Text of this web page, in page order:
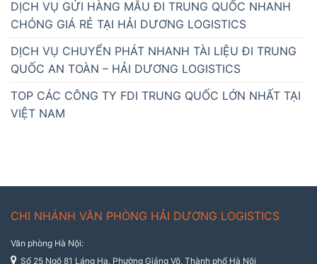
DỊCH VỤ GỬI HÀNG MẪU ĐI TRUNG QUỐC NHANH
CHÓNG GIÁ RẺ TẠI HẢI DƯƠNG LOGISTICS
DỊCH VỤ CHUYỂN PHÁT NHANH TÀI LIỆU ĐI TRUNG
QUỐC AN TOÀN – HẢI DƯƠNG LOGISTICS
TOP CÁC CÔNG TY FDI TRUNG QUỐC LỚN NHẤT TẠI
VIỆT NAM
CHI NHÁNH VĂN PHÒNG HẢI DƯƠNG LOGISTICS
Văn phòng Hà Nội:
Số 25 Ngõ 81 Láng Hạ, Phường Giảng Võ, Thành phố Hà Nội